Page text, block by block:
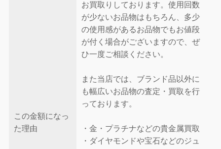
この金額になっ
た理由
お買取りしております。使用回数
が少ないお品物はもちろん、多少
の使用感があるお品物でもお値段
が付く場合がございますので、ぜ
ひ一度ご相談ください。
また当店では、ブランド品以外に
も幅広いお品物の査定・買取を行
っております。
・金・プラチナなどの貴金属買取
・ダイヤモンドや宝石などのジュ